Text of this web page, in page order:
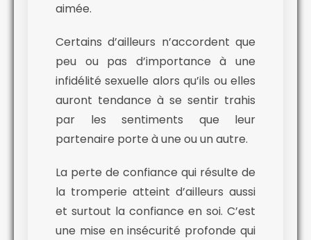
aimée.
Certains d’ailleurs n’accordent que
peu ou pas d’importance à une
infidélité sexuelle alors qu’ils ou elles
auront tendance à se sentir trahis
par les sentiments que leur
partenaire porte à une ou un autre.
La perte de confiance qui résulte de
la tromperie atteint d’ailleurs aussi
et surtout la confiance en soi. C’est
une mise en insécurité profonde qui